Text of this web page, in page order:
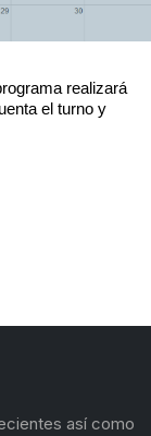
realizará
el turno y
así como